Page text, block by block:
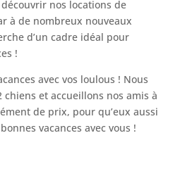
nos locations de
à de nombreux nouveaux
d’un cadre idéal pour
!
avec vos loulous ! Nous
chiens et accueillons nos amis à
de prix, pour qu’eux aussi
vacances avec vous !